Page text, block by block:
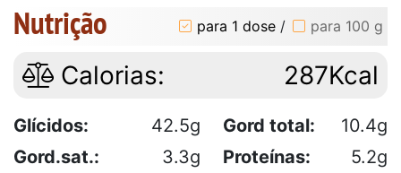
Nutrição para 1 dose / para 100 g
Calorias: 287Kcal
Glícidos: 42.5g Gord total:
10.4g
Gord.sat.:
3.3g Proteínas:
5.2g